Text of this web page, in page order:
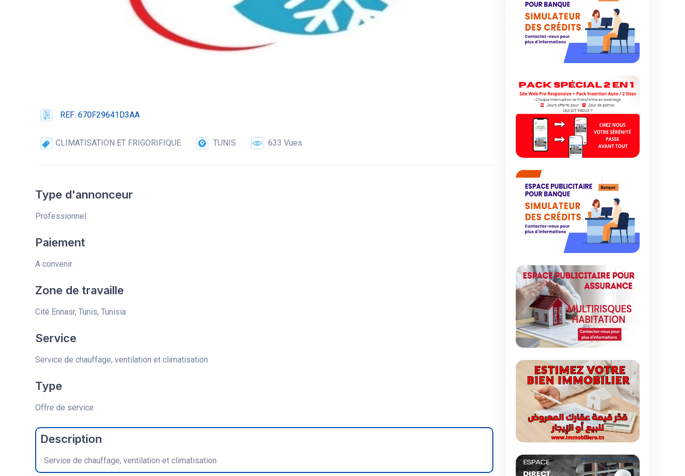
REF: 670F29641D3AA
CLIMATISATION ET FRIGORIFIQUE TUNIS 633 Vues
Type d'annonceur
Professionnel
Paiement
A convenir
Zone de travaille
Cité Ennasr, Tunis, Tunisia
Service
Service de chauffage, ventilation et climatisation
Type
Offre de service
Description
· Service de chauffage, ventilation et climatisation